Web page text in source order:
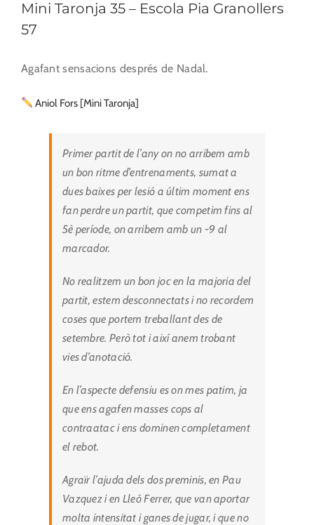
Mini Taronja 35 – Escola Pia Granollers
57
Agafant sensacions després de Nadal.
Aniol Fors [Mini Taronja]
Primer partit de l’any on no arribem amb
un bon ritme d’entrenaments, sumat a
dues baixes per lesió a últim moment ens
fan perdre un partit, que competim fins al
5è període, on arribem amb un -9 al
marcador.
No realitzem un bon joc en la majoria del
partit, estem desconnectats i no recordem
coses que portem treballant des de
setembre. Però tot i així anem trobant
vies d’anotació.
En l’aspecte defensiu es on mes patim, ja
que ens agafen masses cops al
contraatac i ens dominen completament
el rebot.
Agraïr l’ajuda dels dos preminis, en Pau
Vazquez i en Lleó Ferrer, que van aportar
molta intensitat i ganes de jugar, i que no